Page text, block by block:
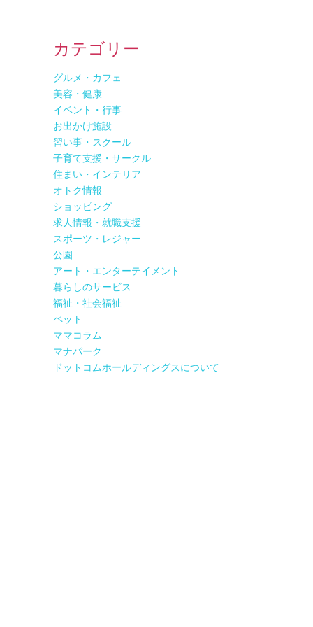
カテゴリー
グルメ・カフェ
美容・健康
イベント・行事
お出かけ施設
習い事・スクール
子育て支援・サークル
住まい・インテリア
オトク情報
ショッピング
求人情報・就職支援
スポーツ・レジャー
公園
アート・エンターテイメント
暮らしのサービス
福祉・社会福祉
ペット
ママコラム
マナパーク
ドットコムホールディングスについて